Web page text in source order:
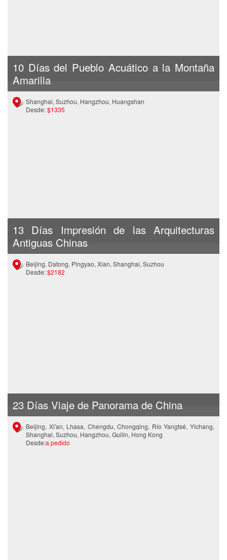
10 Días del Pueblo Acuático a la Montaña
Amarilla
Shanghai, Suzhou, Hangzhou, Huangshan
Desde:$1335
13 Días Impresión de las Arquitecturas
Antiguas Chinas
Beijing, Datong, Pingyao, Xian, Shanghai, Suzhou
Desde:$2182
23 Días Viaje de Panorama de China
Beijing, Xi'an, Lhasa, Chengdu, Chongqing, Río Yangtsé, Yichang,
Shanghai, Suzhou, Hangzhou, Guilin, Hong Kong
Desde:a pedido